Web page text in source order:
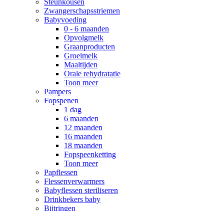
Zwangerschapsstriemen
Babyvoeding
0 - 6 maanden
Opvolgmelk
Graanproducten
Groeimelk
Maaltijden
Orale rehydratatie
Toon meer
Pampers
Fopspenen
1 dag
6 maanden
12 maanden
16 maanden
18 maanden
Fopspeenketting
Toon meer
Papflessen
Flessenverwarmers
Babyflessen steriliseren
Drinkbekers baby
Bijtringen